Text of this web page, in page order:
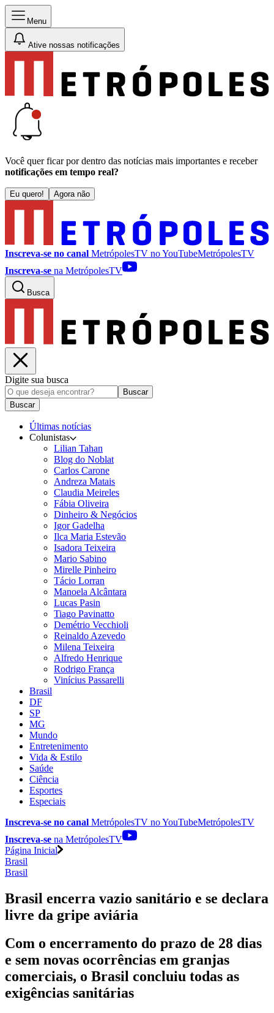
Menu
Ative nossas notificações
Você quer ficar por dentro das notícias mais importantes e receber
notificações em tempo real?
Eu quero! Agora não
Inscreva-se no canal MetrópolesTV noYouTubeMetrópolesTV
Inscreva-se na MetrópolesTV
Busca
Digite sua busca
Buscar
Buscar
Últimas notícias
Colunistas
Lilian Tahan
Blog do Noblat
Carlos Carone
Andreza Matais
Claudia Meireles
Fábia Oliveira
Dinheiro & Negócios
Igor Gadelha
Ilca Maria Estevão
Isadora Teixeira
Mario Sabino
Mirelle Pinheiro
Tácio Lorran
Manoela Alcântara
Lucas Pasin
Tiago Pavinatto
Demétrio Vecchioli
Reinaldo Azevedo
Milena Teixeira
Alfredo Henrique
Rodrigo França
Vinícius Passarelli
Brasil
DF
SP
MG
Mundo
Entretenimento
Vida & Estilo
Saúde
Ciência
Esportes
Especiais
Inscreva-se no canal MetrópolesTV noYouTubeMetrópolesTV
Inscreva-se na MetrópolesTV
Página Inicial
Brasil
Brasil
Brasil encerra vazio sanitário e se declara
livre da gripe aviária
Com o encerramento do prazo de 28 dias
e sem novas ocorrências em granjas
comerciais, o Brasil concluiu todas as
exigências sanitárias